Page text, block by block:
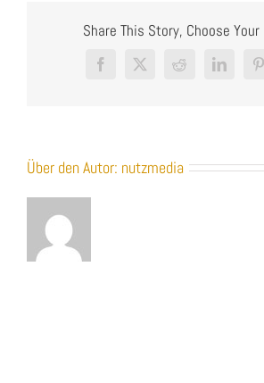
Share This Story, Choose
Facebook
X RedditLinkedIn
Über den Autor: nutzmedia